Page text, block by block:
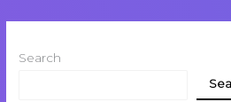
Search